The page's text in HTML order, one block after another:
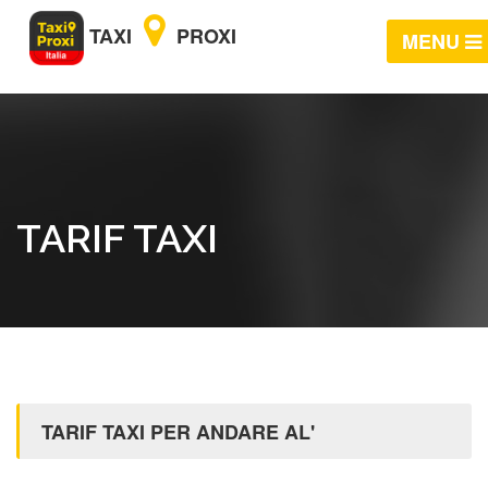
TAXI PROXI MENU
TARIF TAXI
TARIF TAXI PER ANDARE AL'